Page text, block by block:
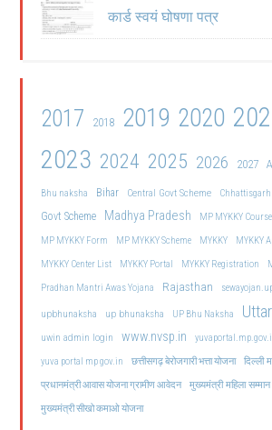
कार्ड स्वयं घोषणा पत्र
2017 2018 2019 2020
2023 2024 2025 2026 2027
Bhu naksha Bihar Central Govt Scheme Chhattisgarh
Govt Scheme Madhya Pradesh
MP MYKKY
MP MYKKY Form
MP MYKKY Scheme MYKKY
MYKKY
MYKKY Center List
MYKKY Portal MYKKY Registration
Pradhan Mantri Awas Yojana
Rajasthan
upbhunaksha up bhunaksha UP Bhu Naksha
uwin admin login www.nvsp.in
yuva portal mp gov.in
छत्तीसगढ़ बेरोजगारी भत्ता योजना दिल्ली
प्रधानमंत्री आवास योजना ग्रामीण आवेदन मुख्यमंत्री महिला
मुख्यमंत्री सीखो कमाओ योजना